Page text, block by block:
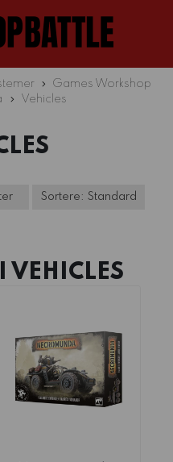
Games Workshop
Vehicles
VEHICLES